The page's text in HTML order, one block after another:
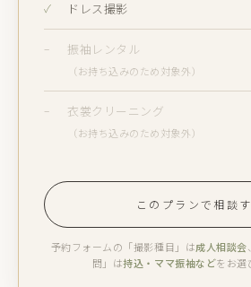
ドレス撮影
振袖レンタル
（お持ち込みのため対象外）
衣裳クリーニング
（お持ち込みのため対象外）
このプランで相談
予約フォームの「撮影種目」は成人相談会
問」は持込・ママ振袖などをお選